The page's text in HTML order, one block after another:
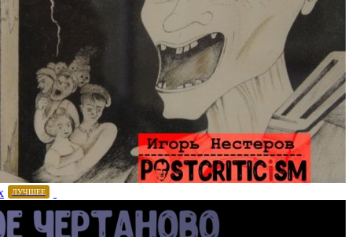
ЛУЧШЕЕ